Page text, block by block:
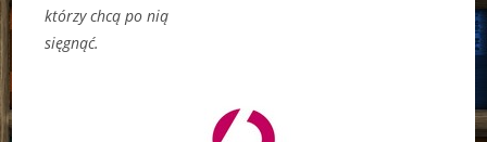
którzy chcą po nią
sięgnąć.